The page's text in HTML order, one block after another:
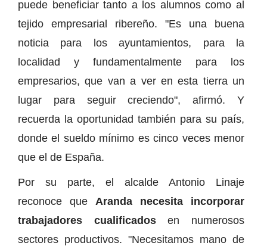
puede beneficiar tanto a los alumnos como al
tejido empresarial ribereño. "Es una buena
noticia para los ayuntamientos, para la
localidad y fundamentalmente para los
empresarios, que van a ver en esta tierra un
lugar para seguir creciendo", afirmó. Y
recuerda la oportunidad también para su país,
donde el sueldo mínimo es cinco veces menor
que el de España.
Por su parte, el alcalde Antonio Linaje
reconoce que Aranda necesita incorporar
trabajadores cualificadosen numerosos
sectores productivos. "Necesitamos mano de